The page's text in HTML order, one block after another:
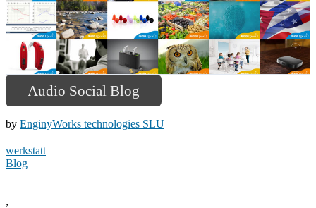
Audio Social Blog
by EnginyWorks technologies SLU
werkstatt
Blog
,